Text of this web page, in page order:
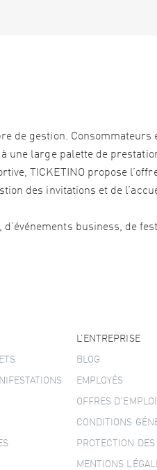
de gestion.
large palette de
TICKETINO propose
des invitations et de
business, de
L’ENTREPRISE
BLOG
EMPLOYÉS
OFFRES D’EMPLOI
CONDITIONS
PROTECTION
MENTIONS